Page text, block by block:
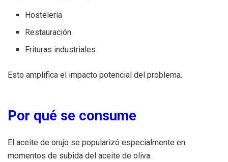
Hostelería
Restauración
Frituras industriales
Esto amplifica el impacto potencial del problema.
Por qué se consume
El aceite de orujo se popularizó especialmente en
momentos de subida del aceite de oliva.